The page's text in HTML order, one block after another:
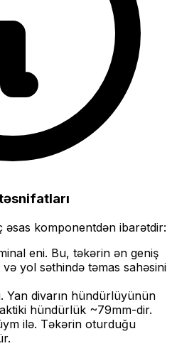
komponentdən ibarətdir:
eni. Bu, təkərin ən geniş
yol səthində təmas sahəsini
Yan divarın hündürlüyünün
hündürlük ~79mm-dir.
ilə. Təkərin oturduğu